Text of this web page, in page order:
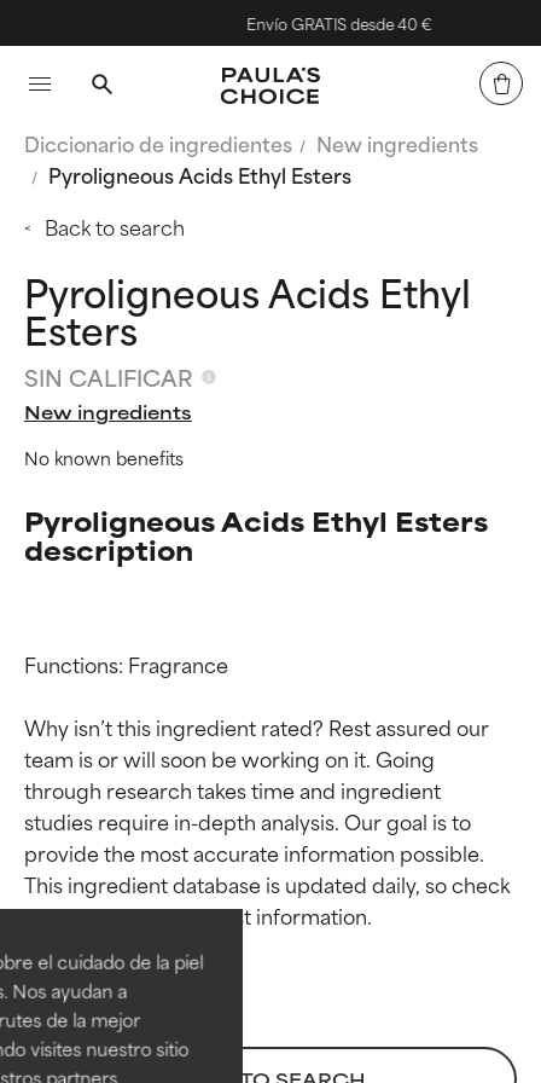
el cuidado de la piel
Nos ayudan a
de la mejor
visites nuestro sitio
partners,
Envío GRATIS desde 40 €
Diccionario de ingredientes
New ingredients
Pyroligneous Acids Ethyl Esters
Back to search
Pyroligneous Acids Ethyl
Esters
SIN CALIFICAR
New ingredients
No known benefits
Pyroligneous Acids Ethyl Esters
description
Functions: Fragrance
Why isn’t this ingredient rated? Rest assured our
team is or will soon be working on it. Going
through research takes time and ingredient
studies require in-depth analysis. Our goal is to
provide the most accurate information possible.
This ingredient database is updated daily, so check
Calificaciones de
ingredientes
EXCELENTE
Ingrediente sobresaliente con
beneficios reales para la piel. Su
eficacia está demostrada y
Calificaciones de
ingredientes
EXCELENTE
Ingrediente sobresaliente con
beneficios reales para la piel. Su
eficacia está demostrada y